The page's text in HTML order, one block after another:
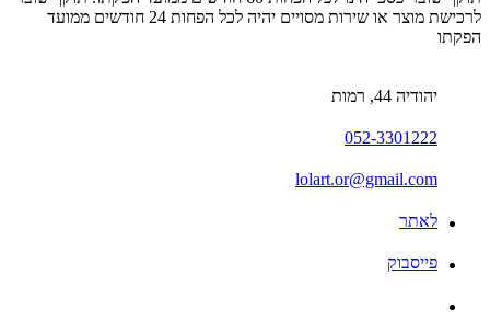
לרכישת מוצר או שירות מסויים יהיה לכל הפחות 24 חודשים ממועד
הפקתו
יהודיה 44, רמות
052-3301222
lolart.or@gmail.com
לאתר
פייסבוק